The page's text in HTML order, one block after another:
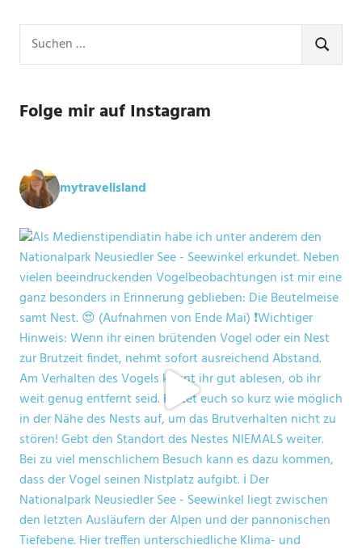
nach:
SUCHEN
Folge mir auf Instagram
mytravelisland